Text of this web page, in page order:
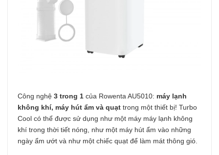
Công nghệ 3 trong 1 của Rowenta AU5010: máy lạnh
không khí, máy hút ẩm và quạt trong một thiết bị! Turbo
Cool có thể được sử dụng như một máy máy lạnh không
khí trong thời tiết nóng, như một máy hút ẩm vào những
ngày ẩm ướt và như một chiếc quạt để làm mát thông gió.